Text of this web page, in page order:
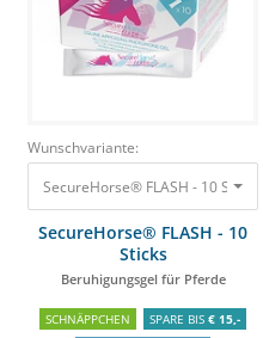
Wunschvariante:
SecureHorse® FLASH - 10
SecureHorse® FLASH - 10
Sticks
Beruhigungsgel für Pferde
SCHNÄPPCHEN SPARE BIS € 15,-